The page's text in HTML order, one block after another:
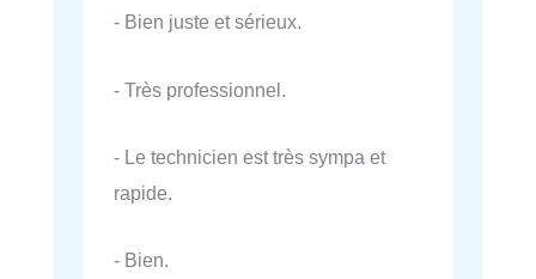
- Bien juste et sérieux.
- Très professionnel.
- Le technicien est très sympa et
rapide.
- Bien.